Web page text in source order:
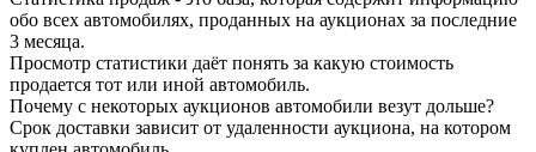
обо всех автомобилях, проданных на аукционах за последние
3 месяца.
Просмотр статистики даёт понять за какую стоимость
продается тот или иной автомобиль.
Почему с некоторых аукционов автомобили везут дольше?
Срок доставки зависит от удаленности аукциона, на котором